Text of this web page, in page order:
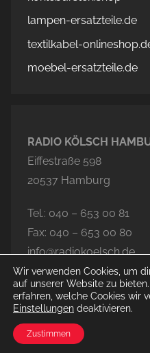
lampen-ersatzteile.de
textilkabel-
moebel-ersatzteile.de
RADIO KÖLSCH
Eiffestraße 598
20537 Hamburg
Tel.: 040 – 653 00 81
Fax: 040 – 653 00 80
info@radiokoelsch.de
© 2026 Radio
Wir verwenden Cookies, um
auf unserer Website zu
erfahren, welche Cookies wir
Einstellungen deaktivieren.
Zustimmen